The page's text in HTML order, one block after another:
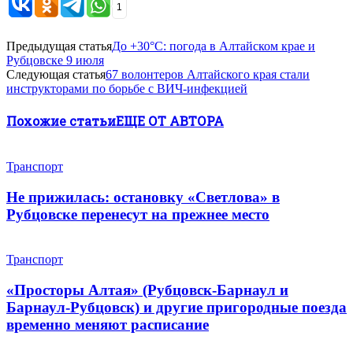
1
Предыдущая статьяДо +30°С: погода в Алтайском крае и
Рубцовске 9 июля
Следующая статья67 волонтеров Алтайского края стали
инструкторами по борьбе с ВИЧ-инфекцией
Похожие статьиЕЩЕ ОТ АВТОРА
Транспорт
Не прижилась: остановку «Светлова» в
Рубцовске перенесут на прежнее место
Транспорт
«Просторы Алтая» (Рубцовск-Барнаул и
Барнаул-Рубцовск) и другие пригородные поезда
временно меняют расписание